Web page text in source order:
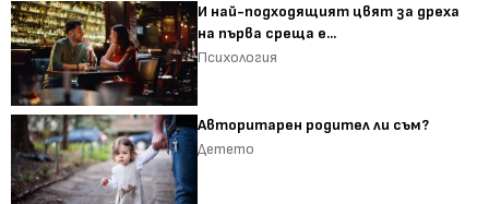
И най-подходящият цвят за дреха
на първа среща е...
Психология
Авторитарен родител ли съм?
Детето